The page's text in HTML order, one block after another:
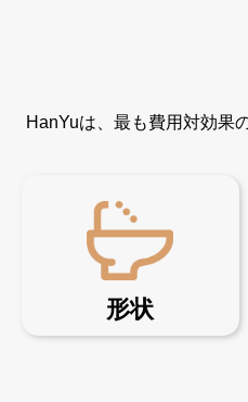
HanYuは、最も費用対効果
形状